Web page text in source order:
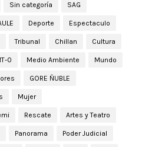
Sin categoría SAG
Deporte Espectaculo
Tribunal Chillan Cultura
0 Medio Ambiente Mundo
GORE ÑUBLE
Mujer
Rescate Artes y Teatro
Panorama Poder Judicial